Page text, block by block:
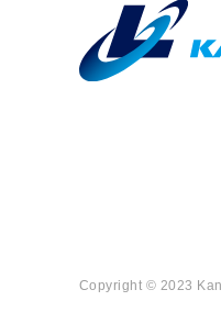
Copyright © 2023